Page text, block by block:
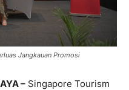
Jangkauan Promosi
– Singapore Tourism